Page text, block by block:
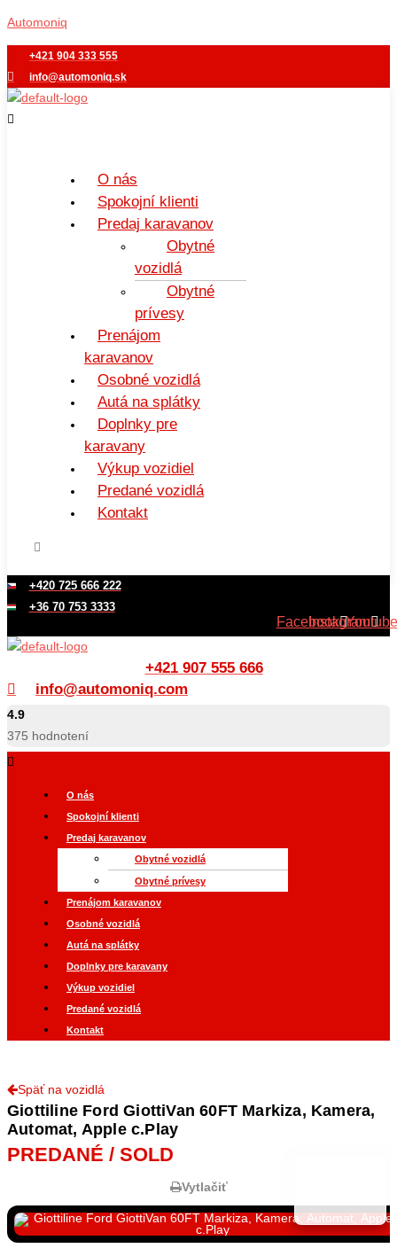
na
obsah
Automoniq
+421 904 333 555
info@automoniq.sk
O nás
Spokojní klienti
Predaj karavanov
Obytné
vozidlá
Obytné
prívesy
Prenájom
karavanov
Osobné vozidlá
Autá na splátky
Doplnky pre
karavany
Výkup vozidiel
Predané vozidlá
Kontakt
+420 725 666 222
+36 70 753 3333
FacebookInstagramYoutube
+421 907 555 666
info@automoniq.com
4.9
375 hodnotení
Menu
O nás
Spokojní klienti
Predaj karavanov
Obytné vozidlá
Obytné prívesy
Prenájom karavanov
Osobné vozidlá
Autá na splátky
Doplnky pre karavany
Výkup vozidiel
Predané vozidlá
Kontakt
Späť na vozidlá
Giottiline Ford GiottiVan 60FT Markiza, Kamera,
Automat, Apple c.Play
PREDANÉ / SOLD
Vytlačiť